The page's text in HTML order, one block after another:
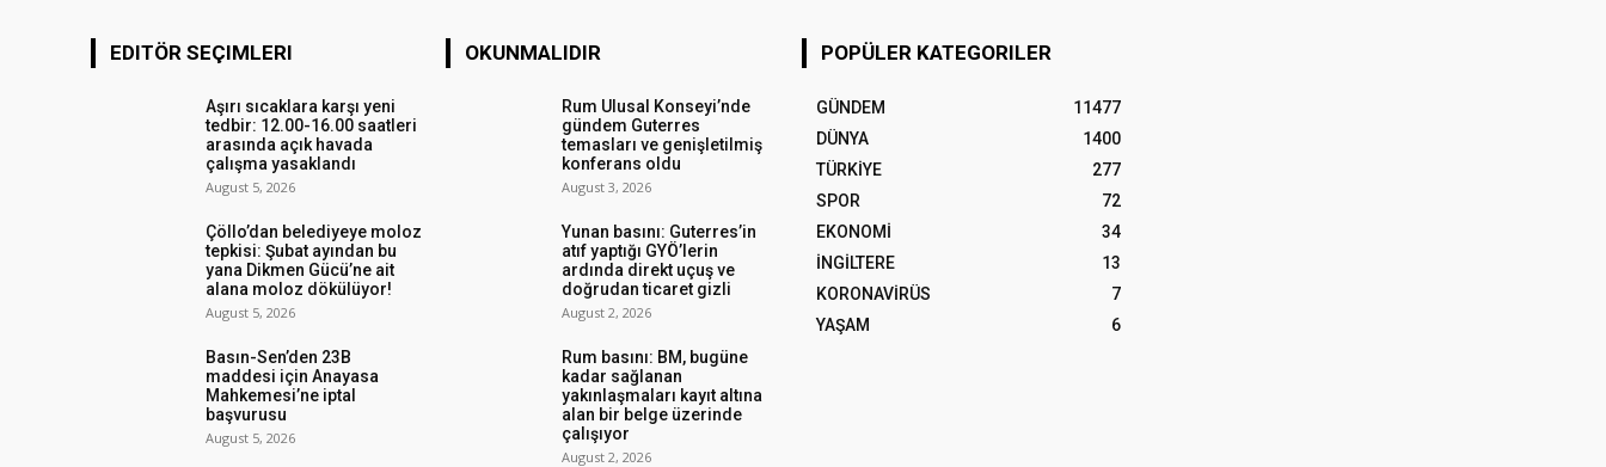
EDITÖR SEÇIMLERI
Aşırı sıcaklara karşı yeni
tedbir: 12.00-16.00 saatleri
arasında açık havada
çalışma yasaklandı
August 5, 2026
Çöllo’dan belediyeye moloz
tepkisi: Şubat ayından bu
yana Dikmen Gücü’ne ait
alana moloz dökülüyor!
August 5, 2026
Basın-Sen’den 23B
maddesi için Anayasa
Mahkemesi’ne iptal
başvurusu
August 5, 2026
OKUNMALIDIR
Rum Ulusal Konseyi’nde
gündem Guterres
temasları ve genişletilmiş
konferans oldu
August 3, 2026
Yunan basını: Guterres’in
atıf yaptığı GYÖ’lerin
ardında direkt uçuş ve
doğrudan ticaret gizli
August 2, 2026
Rum basını: BM, bugüne
kadar sağlanan
yakınlaşmaları kayıt altına
alan bir belge üzerinde
çalışıyor
August 2, 2026
POPÜLER KATEGORILER
GÜNDEM
11477
DÜNYA
1400
TÜRKİYE
277
SPOR
72
EKONOMİ
34
İNGİLTERE
13
KORONAVİRÜS
7
YAŞAM
6